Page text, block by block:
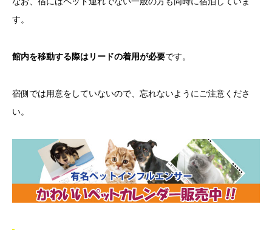
す。
館内を移動する際はリードの着用が必要です。
宿側では用意をしていないので、忘れないようにご注意くださ
い。